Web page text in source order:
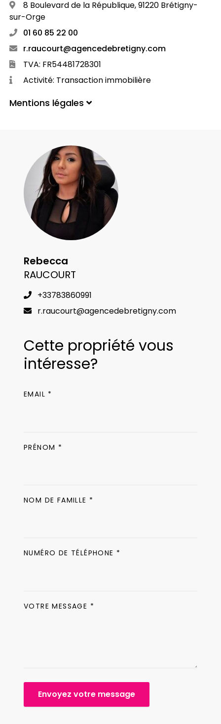
8 Boulevard de la République, 91220 Brétigny-
sur-Orge
01 60 85 22 00
r.raucourt@agencedebretigny.com
TVA: FR54481728301
Activité: Transaction immobilière
Mentions légales
Rebecca
RAUCOURT
+33783860991
r.raucourt@agencedebretigny.com
Cette propriété vous
intéresse?
PRÉNOM *
EMAIL *
NOM DE FAMILLE *
NUMÉRO DE TÉLÉPHONE *
VOTRE MESSAGE *
Envoyez votre message